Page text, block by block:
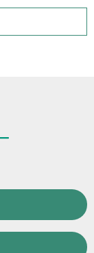
1件
2件
3件